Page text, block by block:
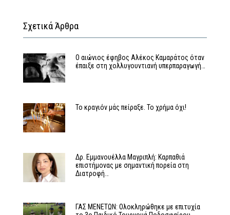
Σχετικά Άρθρα
Ο αιώνιος έφηβος Αλέκος Καμαράτος όταν
έπαιξε στη χολλυγουντιανή υπερπαραγωγή…
Το κραγιόν μάς πείραξε. Το χρήμα όχι!
Δρ. Εμμανουέλλα Μαγριπλή: Καρπαθιά
επιστήμονας με σημαντική πορεία στη
Διατροφή…
ΓΑΣ ΜΕΝΕΤΩΝ: Ολοκληρώθηκε με επιτυχία